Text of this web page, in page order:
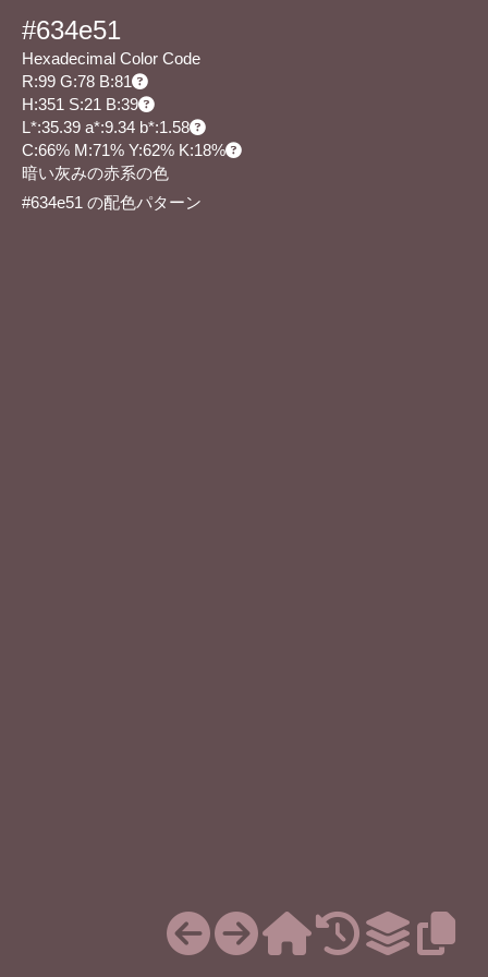
#634e51
Hexadecimal Color Code
R:99 G:78 B:81
H:351 S:21 B:39
L*:35.39 a*:9.34 b*:1.58
C:66% M:71% Y:62% K:18%
暗い灰みの赤系の色
#634e51 の配色パターン